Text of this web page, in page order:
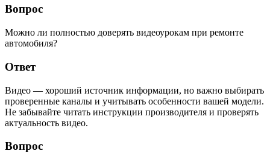
Вопрос
Можно ли полностью доверять видеоурокам при ремонте
автомобиля?
Ответ
Видео — хороший источник информации, но важно выбирать
проверенные каналы и учитывать особенности вашей модели.
Не забывайте читать инструкции производителя и проверять
актуальность видео.
Вопрос